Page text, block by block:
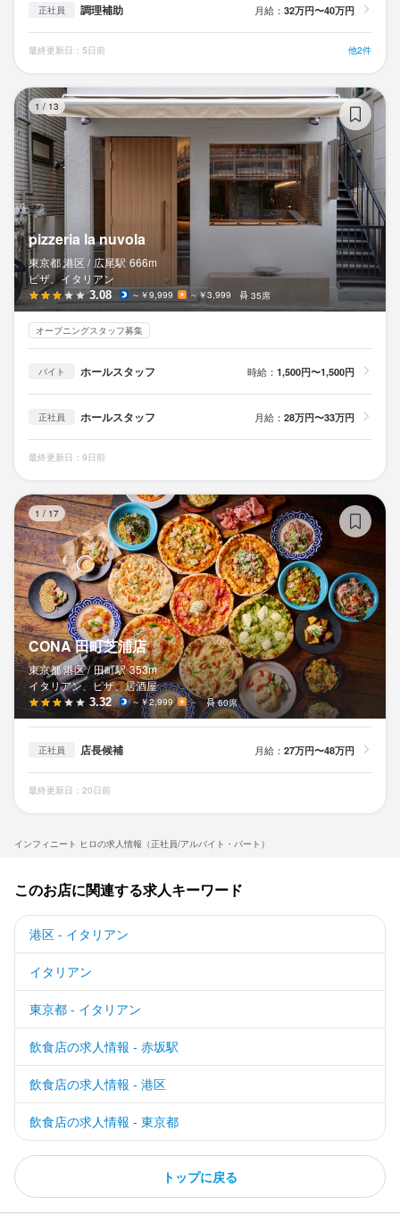
インフィニート ヒロの求人情報（正社員/アルバイト・パート）
正社員 調理補助 月給： 32万円〜40万円
最終更新日：5日前 他2件
1 / 13
pizzeria la nuvola
東京都 港区 / 広尾駅 666m
ピザ、イタリアン
3.08 ～￥9,999 ～￥3,999 35席
オープニングスタッフ募集
バイト ホールスタッフ 時給： 1,500円〜1,500円
正社員 ホールスタッフ 月給： 28万円〜33万円
最終更新日：9日前
1 / 17
CONA 田町芝浦店
東京都 港区 / 田町駅 353m
イタリアン、ピザ、居酒屋
3.32 ～￥2,999 － 60席
正社員 店長候補 月給： 27万円〜48万円
最終更新日：20日前
このお店に関連する求人キーワード
港区 - イタリアン
イタリアン
東京都 - イタリアン
飲食店の求人情報 - 赤坂駅
飲食店の求人情報 - 港区
飲食店の求人情報 - 東京都
トップに戻る
法人名・事業者名
山田食品開発株式会社
最終更新日2026/05/07
店名
東京都港区赤坂5-1-38 赤坂東商ビル 3F
連絡先
035-797-7610
法人名・事業者名
山田食品開発株式会社
最終更新日2026/05/06
法人名・事業者名
山田食品開発株式会社
最終更新日2026/05/07